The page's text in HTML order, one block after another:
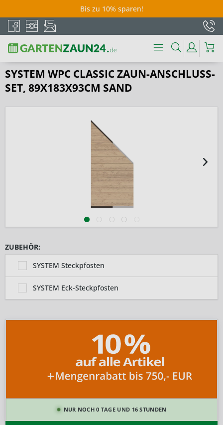
Bis zu 10% sparen!
SYSTEM WPC CLASSIC ZAUN-ANSCHLUSS-
SET, 89X183X93CM SAND
ZUBEHÖR:
SYSTEM Steckpfosten
SYSTEM Eck-Steckpfosten
NUR NOCH 0 TAGE UND 16 STUNDEN